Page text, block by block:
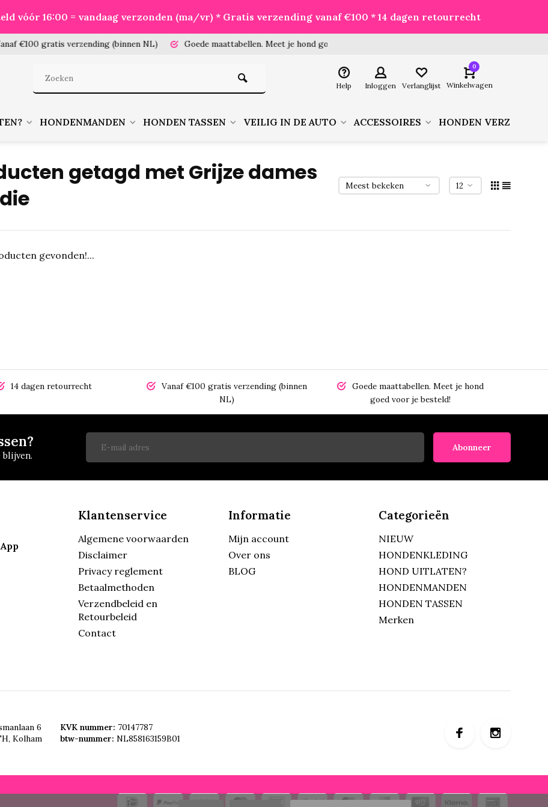
vóór 16:00 = vandaag verzonden (ma/vr) * Gratis verzending vanaf €100 * 14 dagen retourrecht
€100 gratis verzending (binnen NL) Goede maattabellen.Meet je hond goed voor je besteld!
Help Inloggen Verlanglijst
0
Winkelwagen
HONDENMANDEN HONDEN TASSEN VEILIG IN DE AUTO ACCESSOIRES HONDEN
getagd met Grijze dames
gevonden!...
14 dagen retourrecht
Vanaf €100 gratis verzending (binnen
NL)
Goede maattabellen. Meet je hond
goed voor je besteld!
Abonneer
Klantenservice
Algemene voorwaarden
Disclaimer
Privacy reglement
Betaalmethoden
Verzendbeleid en
Retourbeleid
Contact
Informatie
Mijn account
Over ons
BLOG
Categorieën
NIEUW
HONDENKLEDING
HOND UITLATEN?
HONDENMANDEN
HONDEN TASSEN
Merken
6
Kolham
KVK nummer: 70147787
btw-nummer: NL858163159B01